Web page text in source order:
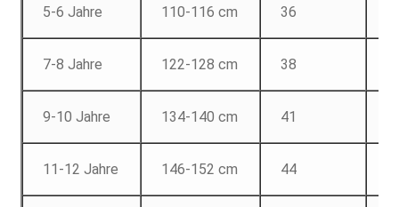
5-6 Jahre 110-116 cm 36
7-8 Jahre 122-128 cm 38
9-10 Jahre 134-140 cm 41
11-12 Jahre 146-152 cm 44